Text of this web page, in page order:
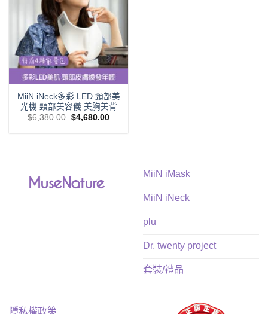
MiiN iNeck多彩 LED 頸部美
光機 頸部美容儀 美胸美背
$6,380.00 Original
was:
$4,680.00Current
is:
MiiN iMask
MiiN iNeck
plu
Dr. twenty project
套裝/禮品
隱私權政策